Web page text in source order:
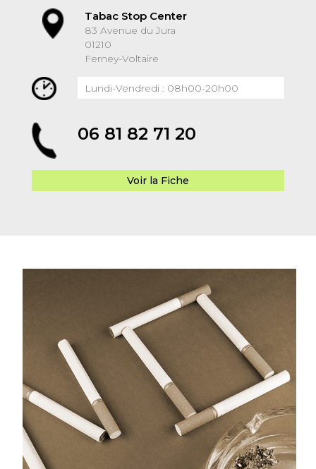
Tabac Stop Center
83 Avenue du Jura
01210
Ferney-Voltaire
Lundi-Vendredi : 08h00-20h00
06 81 82 71 20
Voir la Fiche